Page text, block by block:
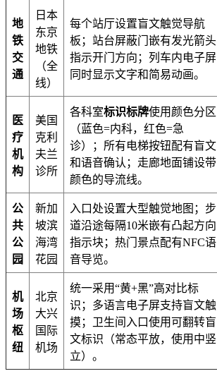
地
铁
交
通
日本
东京
地铁
（全
线）
每个站厅设置盲文触觉导航
板；站台屏蔽门嵌有发光箭头
指示开门方向；列车内电子屏
同时显示文字和简易动画。
医
疗
机
构
美国
克利
夫兰
诊所
各科室标识标牌使用颜色分区
（蓝色=内科，红色=急
诊）；所有电梯按钮配有盲文
和语音确认；走廊地面铺设带
颜色的导流线。
公
共
公
园
新加
坡滨
海湾
花园
入口处设置大型触觉地图；步
道沿途每隔10米嵌有凸起方向
指示块；热门景点配有NFC语
音导览。
机
场
枢
纽
北京
大兴
国际
机场
统一采用“黄+黑”高对比标
识；多语言电子屏支持盲文触
摸；卫生间入口使用可翻转盲
文标识（常态平放，使用中竖
立）。